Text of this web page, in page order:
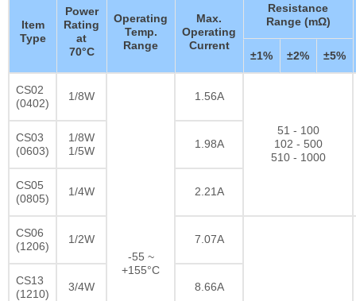
Item
Type
Power
Rating
at
70°C
Operating
Temp.
Range
Max.
Operating
Current
Resistance
Range (mΩ)
±1% ±2% ±5%
CS02
(0402)
1/8W
-55 ~
+155°C
1.56A
51 - 100
102 - 500
510 - 1000
CS03
(0603)
1/8W
1/5W
1.98A
CS05
(0805)
1/4W 2.21A
CS06
(1206)
1/2W 7.07A
CS13
(1210)
3/4W 8.66A